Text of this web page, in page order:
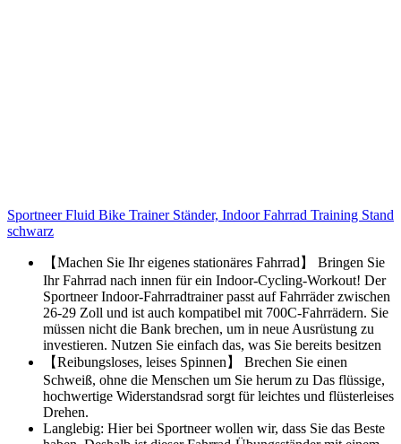
Sportneer Fluid Bike Trainer Ständer, Indoor Fahrrad Training Stand
schwarz
【Machen Sie Ihr eigenes stationäres Fahrrad】 Bringen Sie
Ihr Fahrrad nach innen für ein Indoor-Cycling-Workout! Der
Sportneer Indoor-Fahrradtrainer passt auf Fahrräder zwischen
26-29 Zoll und ist auch kompatibel mit 700C-Fahrrädern. Sie
müssen nicht die Bank brechen, um in neue Ausrüstung zu
investieren. Nutzen Sie einfach das, was Sie bereits besitzen
【Reibungsloses, leises Spinnen】 Brechen Sie einen
Schweiß, ohne die Menschen um Sie herum zu Das flüssige,
hochwertige Widerstandsrad sorgt für leichtes und flüsterleises
Drehen.
Langlebig: Hier bei Sportneer wollen wir, dass Sie das Beste